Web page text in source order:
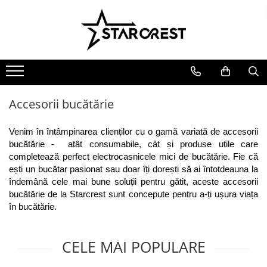
Electrocasnice Mari
Aparate frigorifice
Combină frigorifică
Congelator
Ladă frigorifică
Vitrină frigorifică
Vitrină de vinuri
Masini de spalat vase
Hotă bucătărie
Plită incorporabilă
Cuptor cu microunde
Electrocasnice Mici
Electrocasnice bucătărie
Accesorii bucătărie
Aparat clătite
Aparat vafe
Aparat de vidat alimente
Role pungi vidat
Blendere & Tocatoare
Espressor cafea
Fierbător apă
Mașină de făcut gheață
Ingrijire personală
Aparate & Accesorii ingrijire
Accesorii bucătărie
Venim în întâmpinarea clienților cu o gamă variată de accesorii
bucătărie -  atât consumabile, cât și produse utile care
completează perfect electrocasnicele mici de bucătărie. Fie că
ești un bucătar pasionat sau doar îți dorești să ai întotdeauna la
îndemână cele mai bune soluții pentru gătit, aceste accesorii
bucătărie de la Starcrest sunt concepute pentru a-ți ușura viața
în bucătărie.
CELE MAI POPULARE